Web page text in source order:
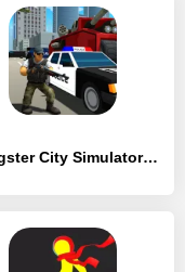
Gangster City Simulator: Superhero Fighting Game